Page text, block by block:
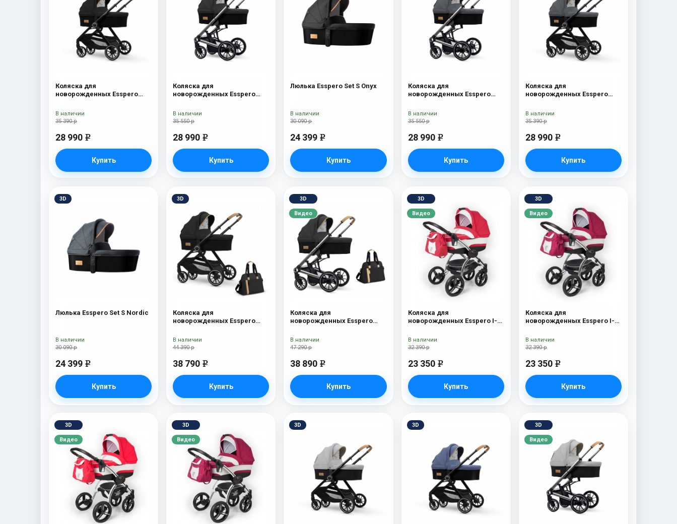
Коляска для
новорожденных Esspero
35 390 р
28 990 e
Купить
В наличии
Коляска для
новорожденных Esspero
35 550 р
28 990 e
Купить
В наличии
Люлька Esspero Set S Onyx
30 090 р
24 399 e
Купить
В наличии
Коляска для
новорожденных Esspero
35 550 р
28 990 e
Купить
В наличии
Коляска для
новорожденных Esspero
35 390 р
28 990 e
Купить
В наличии
3D
Люлька Esspero Set S Nordic
30 090 р
24 399 e
Купить
В наличии
3D
Коляска для
новорожденных Esspero
44 390 р
38 790 e
Купить
В наличии
3D
Видео
Коляска для
новорожденных Esspero
47 290 р
38 890 e
Купить
В наличии
3D
Видео
Коляска для
новорожденных Esspero I-
Lux
32 390 р
23 350 e
Купить
В наличии
3D
Видео
Коляска для
новорожденных Esspero I-
Borduex
32 390 р
23 350 e
Купить
В наличии
3D
Видео
3D
Видео
3D 3D 3D
Видео